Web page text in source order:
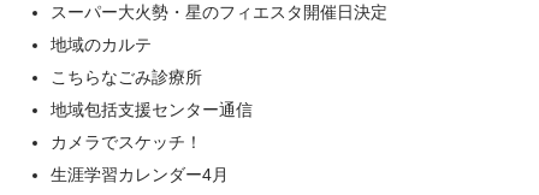
スーパー大火勢・星のフィエスタ開催日決定
地域のカルテ
こちらなごみ診療所
地域包括支援センター通信
カメラでスケッチ！
生涯学習カレンダー4月